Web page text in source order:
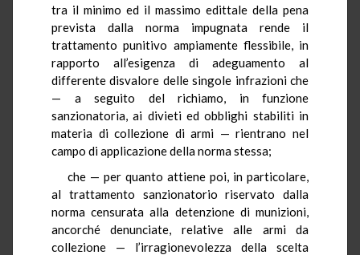
tra il minimo ed il massimo edittale della pena
prevista dalla norma impugnata rende il
trattamento punitivo ampiamente flessibile, in
rapporto all’esigenza di adeguamento al
differente disvalore delle singole infrazioni che
— a seguito del richiamo, in funzione
sanzionatoria, ai divieti ed obblighi stabiliti in
materia di collezione di armi — rientrano nel
campo di applicazione della norma stessa;
che — per quanto attiene poi, in particolare,
al trattamento sanzionatorio riservato dalla
norma censurata alla detenzione di munizioni,
ancorché denunciate, relative alle armi da
collezione — l’irragionevolezza della scelta